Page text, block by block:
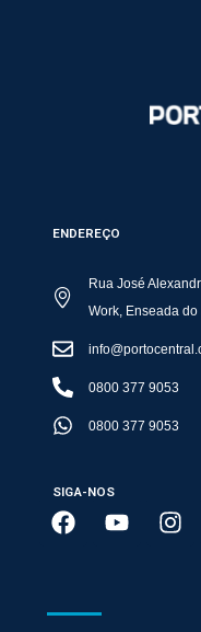
ENDEREÇO
Rua José
Work, Enseada
0800 377 9053
0800 377 9053
SIGA-NOS